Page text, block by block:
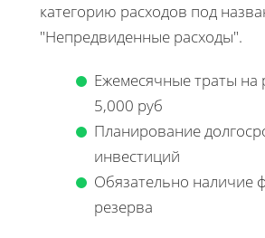
категорию расходов под
"Непредвиденные расходы".
Ежемесячные траты на
5,000 руб
Планирование
инвестиций
Обязательно наличие
резерва